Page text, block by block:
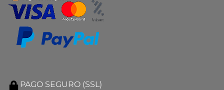
PAGO SEGURO (SSL)